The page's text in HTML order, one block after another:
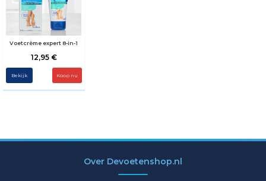
Voetcrème expert 8-in-1
12,95 €
Bekijk
Over Devoetenshop.nl